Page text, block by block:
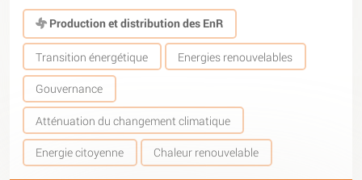
Production et distribution des EnR
Transition énergétique Energies renouvelables
Gouvernance
Atténuation du changement climatique
Energie citoyenne Chaleur renouvelable